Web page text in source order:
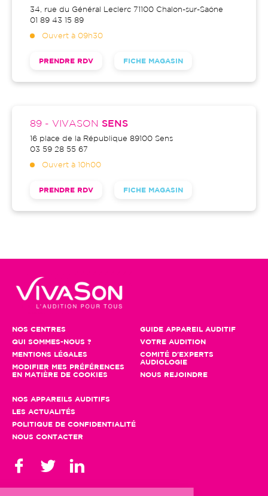
34, rue du Général Leclerc 71100 Chalon-sur-Saône
01 89 43 15 89
Ouvert à 09h30
PRENDRE RDV FICHE MAGASIN
89 - VIVASON SENS
16 place de la République 89100 Sens
03 59 28 55 67
Ouvert à 10h00
PRENDRE RDV FICHE MAGASIN
NOS CENTRES
QUI SOMMES-NOUS ?
MENTIONS LÉGALES
MODIFIER MES PRÉFÉRENCES
EN MATIÈRE DE COOKIES
GUIDE APPAREIL AUDITIF
VOTRE AUDITION
COMITÉ D'EXPERTS
AUDIOLOGIE
NOUS REJOINDRE
NOS APPAREILS AUDITIFS
LES ACTUALITÉS
POLITIQUE DE CONFIDENTIALITÉ
NOUS CONTACTER